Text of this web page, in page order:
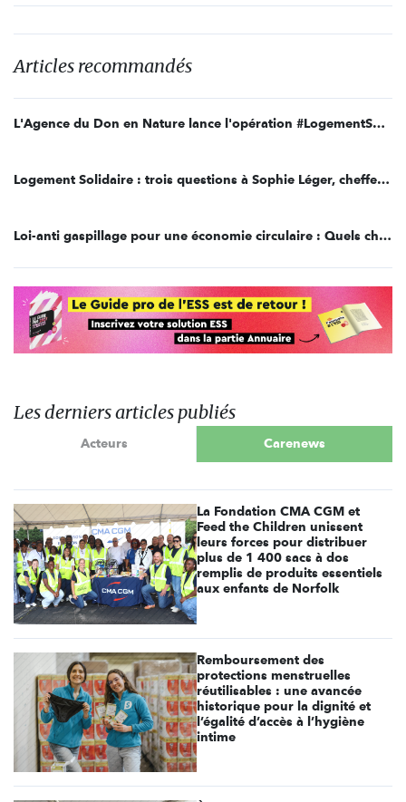
Articles recommandés
L'Agence du Don en Nature lance l'opération #LogementSolidaire
Logement Solidaire : trois questions à Sophie Léger, cheffe de projet mécénat au Groupe SEB
Loi-anti gaspillage pour une économie circulaire : Quels changements pour votre entreprise ?
Les derniers articles publiés
Acteurs Carenews
La Fondation CMA CGM et
Feed the Children unissent
leurs forces pour distribuer
plus de 1 400 sacs à dos
remplis de produits essentiels
aux enfants de Norfolk
Remboursement des
protections menstruelles
réutilisables : une avancée
historique pour la dignité et
l’égalité d’accès à l’hygiène
intime